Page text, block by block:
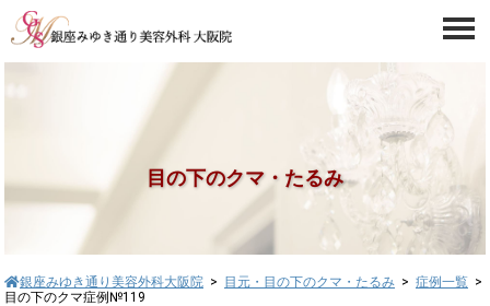
目の下のクマ・たるみ
銀座みゆき通り美容外科大阪院 > 目元・目の下のクマ・たるみ > 症例一覧 >
目の下のクマ症例№119